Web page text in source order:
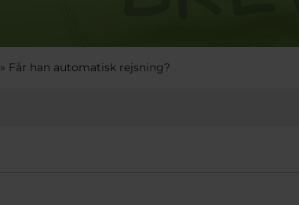
» Får han automatisk rejsning?